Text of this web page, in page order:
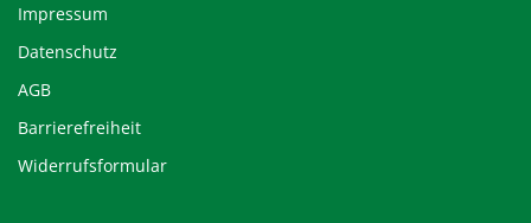
Impressum
Datenschutz
AGB
Barrierefreiheit
Widerrufsformular